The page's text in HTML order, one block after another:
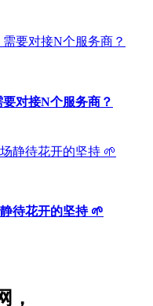
对接N个服务商？
待花开的坚持 🌱
，